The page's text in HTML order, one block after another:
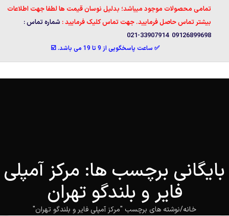
تمامی محصولات موجود میباشد؛ بدلیل نوسان قیمت ها لطفا جهت اطلاعات
بیشتر تماس حاصل فرمایید. جهت تماس کلیک فرمایید : شماره تماس :
09126899698 33907914-021
✅ ساعت پاسخگویی از 9 تا 19 می باشد. ☑️
بایگانی برچسب ها: مرکز آمپلی
فایر و بلندگو تهران
خانه نوشته های برچسب "مرکز آمپلی فایر و بلندگو تهران"